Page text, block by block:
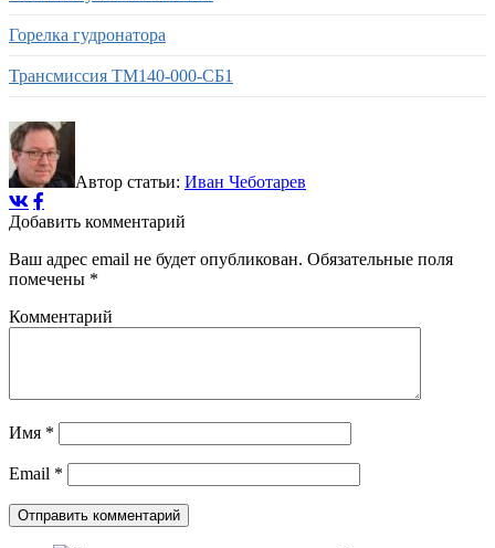
Горелка гудронатора
Трансмиссия ТМ140-000-СБ1
Автор статьи: Иван Чеботарев
Добавить комментарий
Ваш адрес email не будет опубликован. Обязательные поля
помечены *
Комментарий
Имя *
Email *